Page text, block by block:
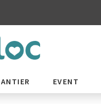
EVENT